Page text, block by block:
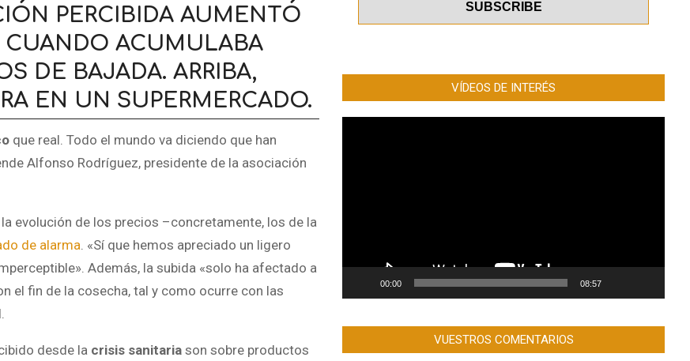
PERCIBIDA AUMENTÓ
CUANDO ACUMULABA
DE BAJADA. ARRIBA,
EN UN SUPERMERCADO.
que real. Todo el mundo va diciendo que han
Alfonso Rodríguez, presidente de la asociación
evolución de los precios –concretamente, los de la
de alarma . «Sí que hemos apreciado un ligero
Además, la subida «solo ha afectado a
el fin de la cosecha, tal y como ocurre con las
desde la crisis sanitaria son sobre productos
VÍDEOS DE INTERÉS
00:00 08:57
VUESTROS COMENTARIOS